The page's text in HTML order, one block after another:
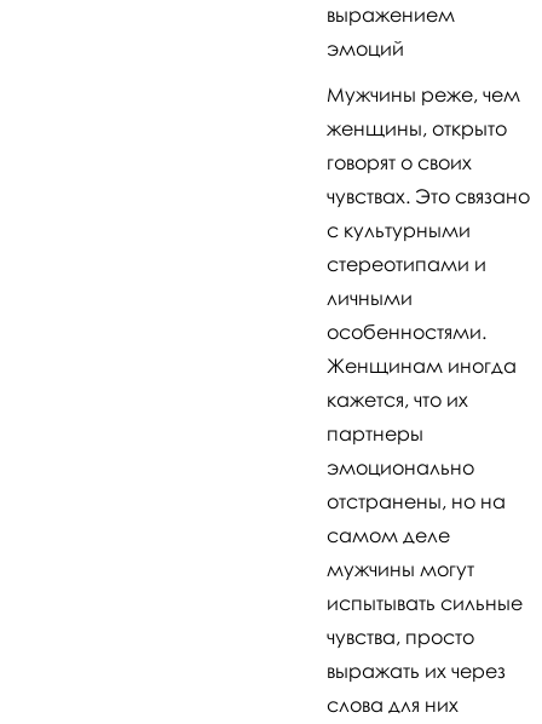
выражением
эмоций
Мужчины реже, чем
женщины, открыто
говорят о своих
чувствах. Это связано
с культурными
стереотипами и
личными
особенностями.
Женщинам иногда
кажется, что их
партнеры
эмоционально
отстранены, но на
самом деле
мужчины могут
испытывать сильные
чувства, просто
выражать их через
слова для них